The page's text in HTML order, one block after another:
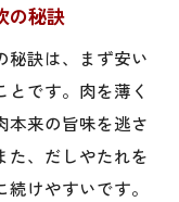
の秘訣
秘訣は、まず安い
です。肉を薄く
本来の旨味を逃さ
た、だしやたれを
けやすいです。